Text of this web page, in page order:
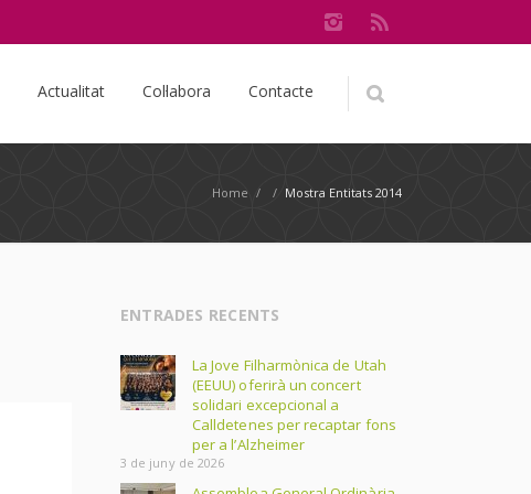
Actualitat Col·labora Contacte
Home / / Mostra Entitats 2014
ENTRADES RECENTS
La Jove Filharmònica de Utah
(EEUU) oferirà un concert
solidari excepcional a
Calldetenes per recaptar fons
per a l’Alzheimer
3 de juny de 2026